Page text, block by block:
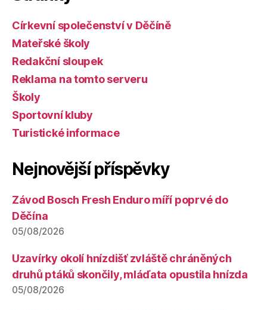
Církevní společenství v Děčíně
Mateřské školy
Redakční sloupek
Reklama na tomto serveru
Školy
Sportovní kluby
Turistické informace
Nejnovější příspěvky
Závod Bosch Fresh Enduro míří poprvé do
Děčína
05/08/2026
Uzavírky okolí hnízdišť zvláště chráněných
druhů ptáků skončily, mláďata opustila hnízda
05/08/2026